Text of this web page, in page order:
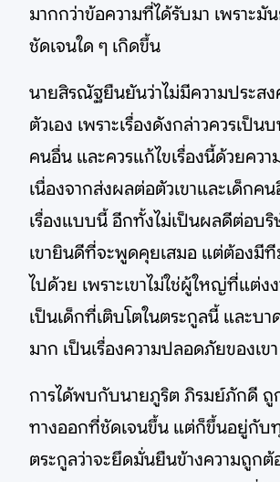
มากกว่าข้อความที่ได้รับมา เพราะมั
ชัดเจนใด ๆ เกิดขึ้น
นายสิรณัฐยืนยันว่าไม่มีความประส
ตัวเอง เพราะเรื่องดังกล่าวควรเป็น
คนอื่น และควรแก้ไขเรื่องนี้ด้วยควา
เนื่องจากส่งผลต่อตัวเขาและเด็กค
เรื่องแบบนี้ อีกทั้งไม่เป็นผลดีต่อบ
เขายินดีที่จะพูดคุยเสมอ แต่ต้องมีที
ไปด้วย เพราะเขาไม่ใช่ผู้ใหญ่ที่แต่ง
เป็นเด็กที่เติบโตในตระกูลนี้ และบ
มาก เป็นเรื่องความปลอดภัยของเขา
การได้พบกับนายภูริต ภิรมย์ภักดี ถู
ทางออกที่ชัดเจนขึ้น แต่ก็ขึ้นอยู่กับ
ตระกูลว่าจะยึดมั่นยืนข้างความถูกต้